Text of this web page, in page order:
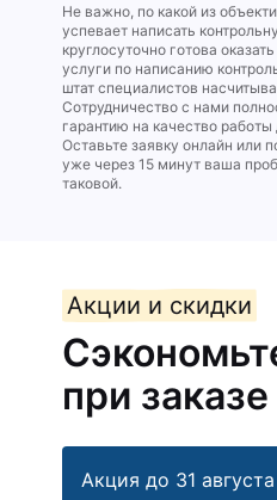
Не важно, по какой из
успевает написать
круглосуточно готова
услуги по написанию
штат специалистов
Сотрудничество с нами
гарантию на качество
Оставьте заявку онлайн или
уже через 15 минут ваша
таковой.
Акции и скидки
при
Акция до 31 августа